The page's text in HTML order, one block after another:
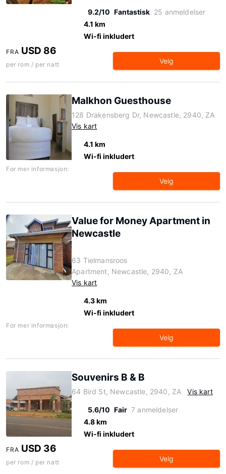
9.2/10 Fantastisk 25 anmeldelser
4.1 km
Wi-fi inkludert
FRA USD 86
per rom / per natt Velg
Malkhon Guesthouse
128 Drakensberg Dr, Newcastle, 2940, ZA
Vis kart
4.1 km
Wi-fi inkludert
For mer informasjon:
Velg
Value for Money Apartment in
Newcastle
63 Tielmansroos
Apartment, Newcastle, 2940, ZA
Vis kart
4.3 km
Wi-fi inkludert
For mer informasjon:
Velg
Souvenirs B & B
64 Bird St, Newcastle, 2940, ZA Vis kart
5.6/10 Fair 7 anmeldelser
4.8 km
Wi-fi inkludert
FRA USD 36
per rom / per natt Velg